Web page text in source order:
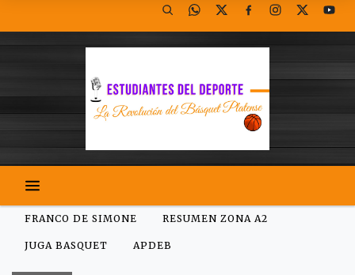
FRANCO DE SIMONE RESUMEN ZONA A2
JUGA BASQUET APDEB